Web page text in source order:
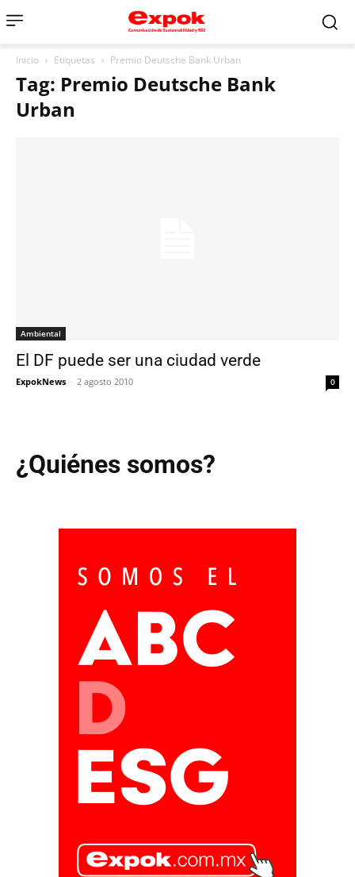
Inicio Etiquetas Premio Deutsche Bank Urban
Tag: Premio Deutsche Bank
Urban
Ambiental
El DF puede ser una ciudad verde
ExpokNews - 2 agosto 2010 0
¿Quiénes somos?